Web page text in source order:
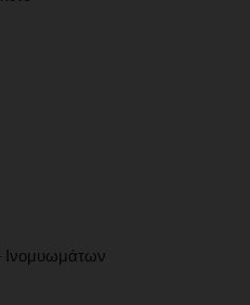
Ινομυωμάτων